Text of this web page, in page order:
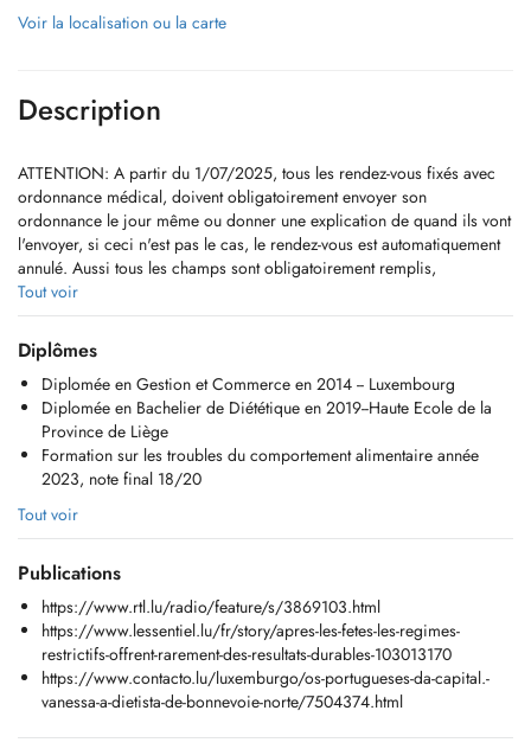
Voir la localisation ou la carte
Description
ATTENTION: A partir du 1/07/2025, tous les rendez-vous fixés avec
ordonnance médical, doivent obligatoirement envoyer son
ordonnance le jour même ou donner une explication de quand ils vont
l'envoyer, si ceci n'est pas le cas, le rendez-vous est automatiquement
annulé. Aussi tous les champs sont obligatoirement remplis,
MATRICULE CORRECTE, merci de votre comprehension.
Cabinet diététique Mme Vanessa COIMBRA
1 rue de Bonnevoie
L-1260 Luxembourg-Gare
Diplômée en Diététique à la Haute Ecole de la Province de Liège en
2019, affiliée à la CNS
Spécialisée en Nutrition Clinique (pour les maladies chroniques, perte
Je vous propose un programme diététique personnalisé pour :
- un rééquilibrage alimentaire (afin de savoir manger, pour améliorer
votre santé, perdre du poids ou gains de poids, suite à un
changement dans votre vie,...)
- un régime lié à des pathologies (ex. maladies cardiovasculaires,
l'intestin irritable et MICI, Fodmap, hypercholestérolémie, obésité ,
Tout voir
Diplômes
Diplomée en Gestion et Commerce en 2014 -- Luxembourg
Diplomée en Bachelier de Diététique en 2019--Haute Ecole de la
Province de Liège
Formation sur les troubles du comportement alimentaire année
2023, note final 18/20
Tout voir
Publications
https://www.rtl.lu/radio/feature/s/3869103.html
https://www.lessentiel.lu/fr/story/apres-les-fetes-les-regimes-
restrictifs-offrent-rarement-des-resultats-durables-103013170
https://www.contacto.lu/luxemburgo/os-portugueses-da-capital.-
vanessa-a-dietista-de-bonnevoie-norte/7504374.html